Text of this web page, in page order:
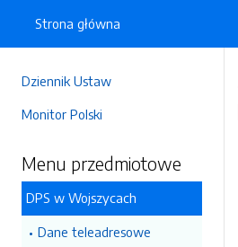
Dziennik Ustaw
Monitor Polski
Menu przedmiotowe
DPS w Wojszycach
Dane teleadresowe
Strona główna